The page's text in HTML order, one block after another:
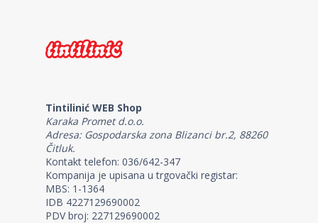
Tintilinić WEB Shop
Karaka Promet d.o.o.
Adresa: Gospodarska zona Blizanci br.2, 88260
Čitluk.
Kontakt telefon: 036/642-347
Kompanija je upisana u trgovački registar:
MBS: 1-1364
IDB 4227129690002
PDV broj: 227129690002